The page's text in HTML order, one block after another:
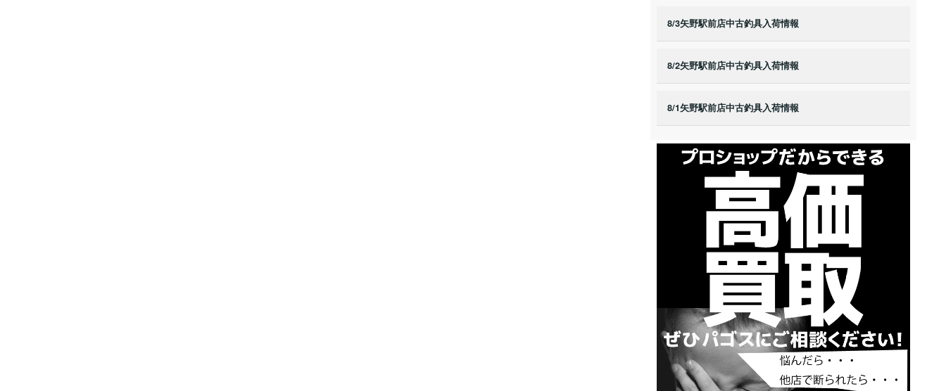
8/3矢野駅前店中古釣具入荷情報
8/2矢野駅前店中古釣具入荷情報
8/1矢野駅前店中古釣具入荷情報